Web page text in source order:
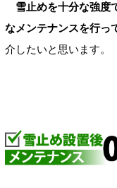
雪止めを十分な強度
なメンテナンスを行っ
介したいと思います。